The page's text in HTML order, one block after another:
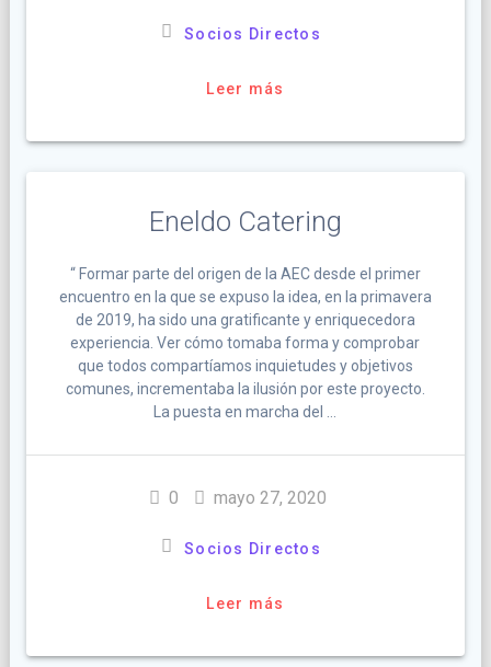
Socios Directos
Leer más
Eneldo Catering
“ Formar parte del origen de la AEC desde el primer
encuentro en la que se expuso la idea, en la primavera
de 2019, ha sido una gratificante y enriquecedora
experiencia. Ver cómo tomaba forma y comprobar
que todos compartíamos inquietudes y objetivos
comunes, incrementaba la ilusión por este proyecto.
La puesta en marcha del …
0 mayo 27, 2020
Socios Directos
Leer más